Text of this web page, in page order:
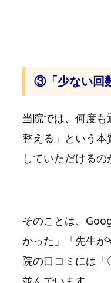
③「少ない回
当院では、何度
整える」という
していただけるの
そのことは、
かった」「先生
院の口コミには